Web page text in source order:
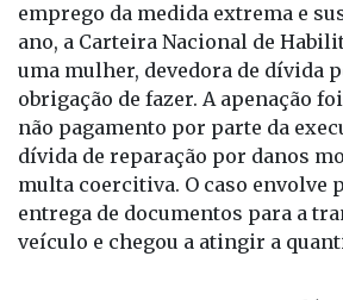
emprego da medida extrema e
ano, a Carteira Nacional de
uma mulher, devedora de dívida
obrigação de fazer. A apenação
não pagamento por parte da
dívida de reparação por danos
multa coercitiva. O caso envolve
entrega de documentos para a
veículo e chegou a atingir a